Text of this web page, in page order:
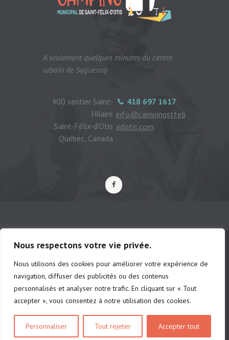
Nous respectons votre vie privée.
Nous utilisons des cookies pour améliorer votre expérience de
navigation, diffuser des publicités ou des contenus
personnalisés et analyser notre trafic. En cliquant sur « Tout
accepter », vous consentez à notre utilisation des cookies.
Personnaliser Tout rejeter Accepter tout
A seulement quelques minutes du centre
urbain de Saguenay
418 697 1617
info@campingstfeli
xdotis.com
400 sentier Saint-
Hilaire
Saint-Félix-d'Otis
Québec, Canada
© Camping municipal de St-Félix d'Otis,
tous droits réservés |Politique de
confidentialité
# d'établissements: chalet 222691 |
camping 201213